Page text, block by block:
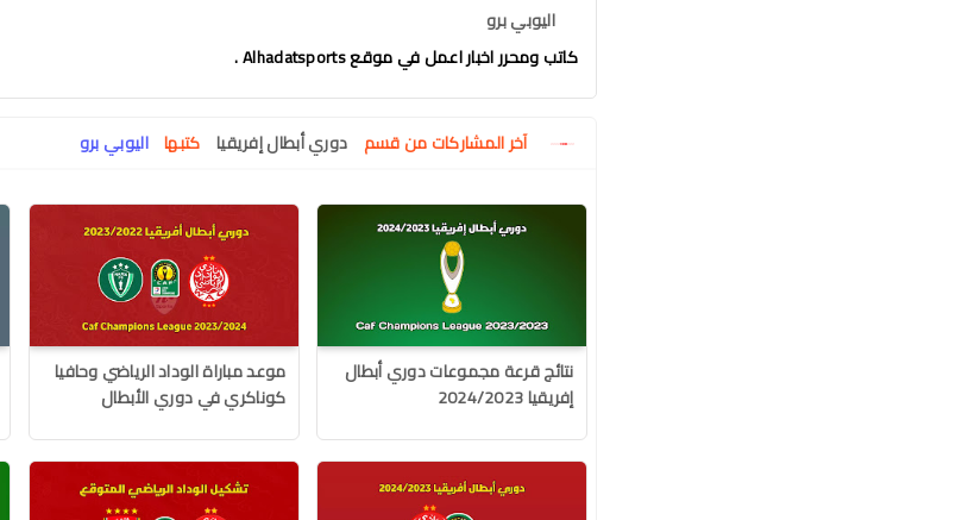
اليوبي برو
كاتب ومحرر اخبار اعمل في موقع Alhadatsports .
آخر المشاركات من قسم دوري أبطال إفريقيا كتبها اليوبي برو
نتائج قرعة مجموعات دوري أبطال
إفريقيا 2024/2023
موعد مباراة الوداد الرياضي وحافيا
كوناكري في دوري الأبطال